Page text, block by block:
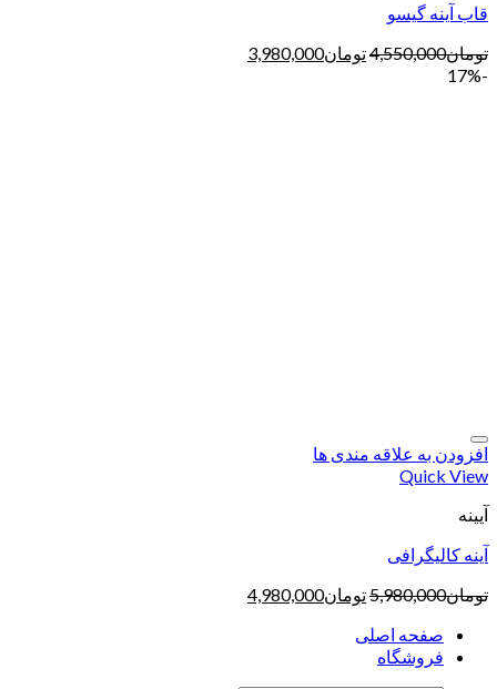
قاب آینه گیسو
تومان4,550,000تومان3,980,000
-17%
افزودن به علاقه مندی ها
Quick View
آیینه
آینه کالیگرافی
تومان5,980,000تومان4,980,000
صفحه اصلی
فروشگاه